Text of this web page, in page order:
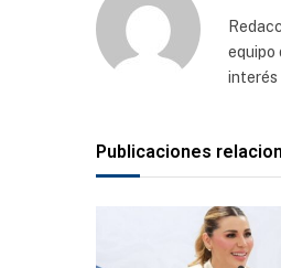
equipo
interés
Publicaciones